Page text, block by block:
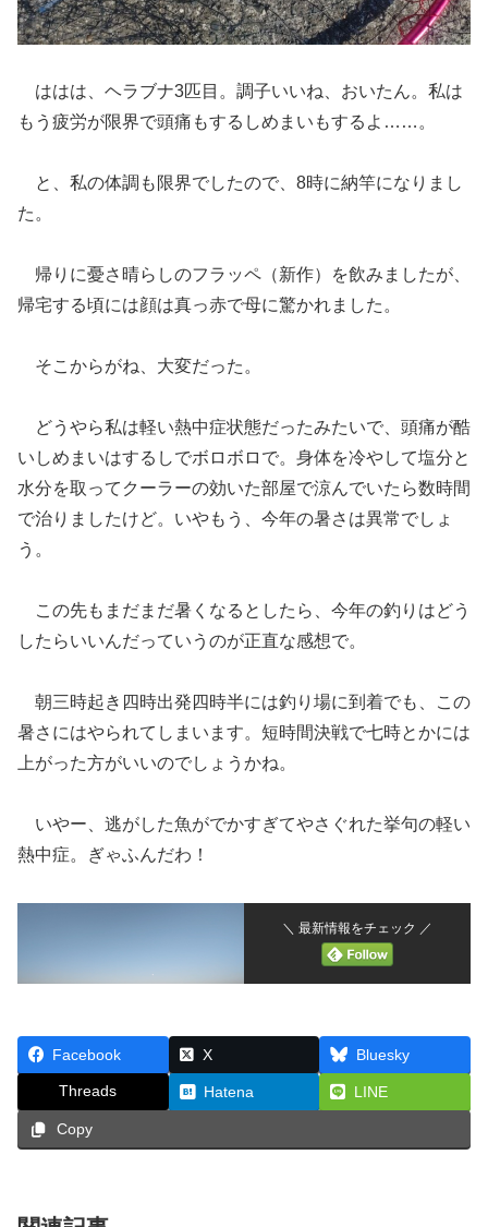
ははは、ヘラブナ3匹目。調子いいね、おいたん。私は
もう疲労が限界で頭痛もするしめまいもするよ……。
と、私の体調も限界でしたので、8時に納竿になりまし
た。
帰りに憂さ晴らしのフラッペ（新作）を飲みましたが、
帰宅する頃には顔は真っ赤で母に驚かれました。
そこからがね、大変だった。
どうやら私は軽い熱中症状態だったみたいで、頭痛が酷
いしめまいはするしでボロボロで。身体を冷やして塩分と
水分を取ってクーラーの効いた部屋で涼んでいたら数時間
で治りましたけど。いやもう、今年の暑さは異常でしょ
う。
この先もまだまだ暑くなるとしたら、今年の釣りはどう
したらいいんだっていうのが正直な感想で。
朝三時起き四時出発四時半には釣り場に到着でも、この
暑さにはやられてしまいます。短時間決戦で七時とかには
上がった方がいいのでしょうかね。
いやー、逃がした魚がでかすぎてやさぐれた挙句の軽い
熱中症。ぎゃふんだわ！
＼ 最新情報をチェック ／
Facebook X Bluesky
Threads Hatena LINE
Copy